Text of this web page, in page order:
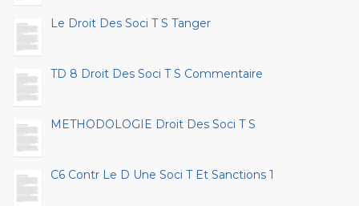
Le Droit Des Soci T S Tanger
TD 8 Droit Des Soci T S Commentaire
METHODOLOGIE Droit Des Soci T S
C6 Contr Le D Une Soci T Et Sanctions 1